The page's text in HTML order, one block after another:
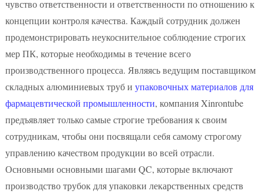
чувство ответственности и ответственности по отношению к
концепции контроля качества. Каждый сотрудник должен
продемонстрировать неукоснительное соблюдение строгих
мер ПК, которые необходимы в течение всего
производственного процесса. Являясь ведущим поставщиком
складных алюминиевых труб и упаковочных материалов для
фармацевтической промышленности, компания Xinrontube
предъявляет только самые строгие требования к своим
сотрудникам, чтобы они посвящали себя самому строгому
управлению качеством продукции во всей отрасли.
Основными основными шагами QC, которые включают
производство трубок для упаковки лекарственных средств